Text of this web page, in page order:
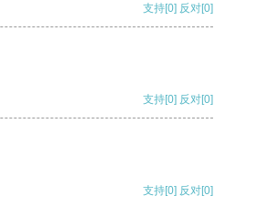
支持[0] 反对[0]
支持[0] 反对[0]
支持[0] 反对[0]